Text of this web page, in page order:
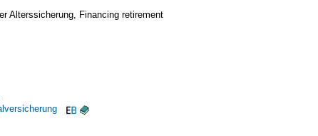
Alterssicherung, Financing retirement